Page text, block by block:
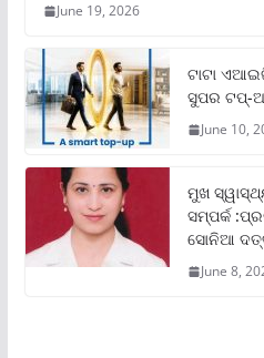
June 19, 2026
ଟାଟା
ସୁପର ଟପ୍‌-
June 10,
ମୁଖ
ସମ୍ପର୍କ
ସୋନିଆ
June 8,